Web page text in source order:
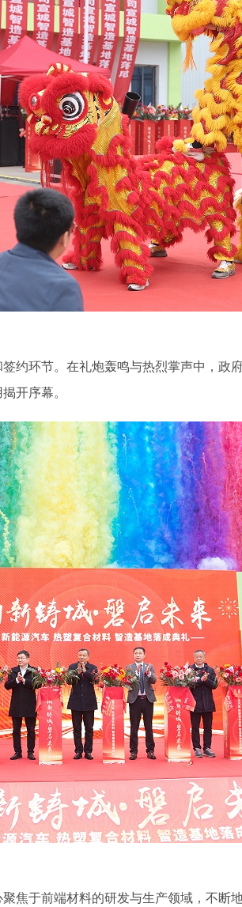
约环节。在礼炮轰鸣与热烈掌声中，政
开序幕。
焦于前端材料的研发与生产领域，不断